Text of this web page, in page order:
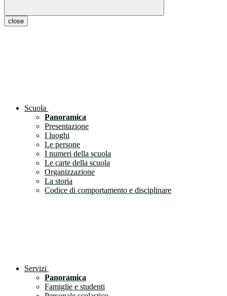
close
Scuola
Panoramica
Presentazione
I luoghi
Le persone
I numeri della scuola
Le carte della scuola
Organizzazione
La storia
Codice di comportamento e disciplinare
Servizi
Panoramica
Famiglie e studenti